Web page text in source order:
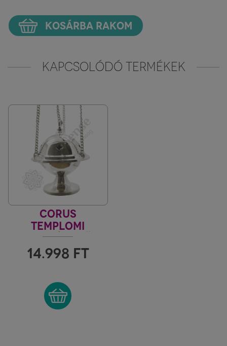
KOSÁRBA RAKOM
KAPCSOLÓDÓ TERMÉKEK
CORUS
TEMPLOMI
TÖMJÉNEZŐ
14.998 FT